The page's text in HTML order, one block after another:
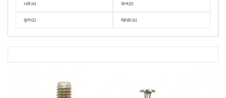
너트 (4) 와셔 (2)
앙카 (2) 테이프 (6)